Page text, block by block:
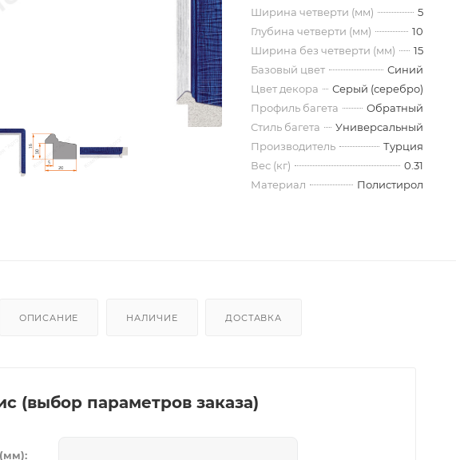
Ширина четверти (мм)
5
Глубина четверти (мм)
10
Ширина без четверти (мм)
15
Базовый цвет
Синий
Цвет декора
Серый (серебро)
Профиль багета
Обратный
Стиль багета
Универсальный
Производитель
Турция
Вес (кг)
0.31
Материал
Полистирол
ОПИСАНИЕ НАЛИЧИЕ ДОСТАВКА
(выбор параметров заказа)